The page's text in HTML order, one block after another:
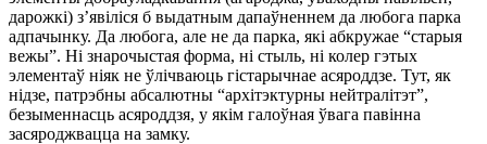
дарожкі) з’явіліся б выдатным дапаўненнем да любога парка
адпачынку. Да любога, але не да парка, які абкружае “старыя
вежы”. Ні знарочыстая форма, ні стыль, ні колер гэтых
элементаў ніяк не ўлічваюць гістарычнае асяроддзе. Тут, як
нідзе, патрэбны абсалютны “архітэктурны нейтралітэт”,
безыменнасць асяроддзя, у якім галоўная ўвага павінна
засяроджвацца на замку.